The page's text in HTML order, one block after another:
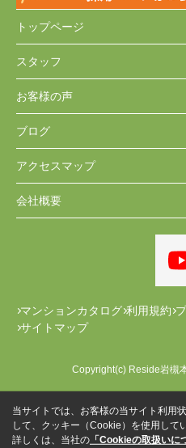
トップページ
スタッフ
お客様の声
ブログ
アクセスマップ
会社概要
マンションカタログ 利用規約
サイトマップ
Copyright(c) Reside岩槻
当サイトでは、お客様の当サイト利用
して、クッキー（Cookie）を使用して
詳しくは、当社の 「Cookieの取扱いに